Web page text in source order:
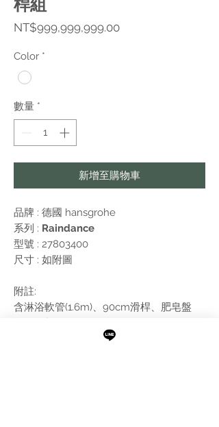
桿組
NT$999,999,999.00價
Color *
數量 *
新增至購物車
品牌 : 德國 hansgrohe
系列 : Raindance
型號 : 27803400
尺寸 : 如附圖
附註:
含淋浴軟管(1.6m)、90cm滑桿、肥皂盤